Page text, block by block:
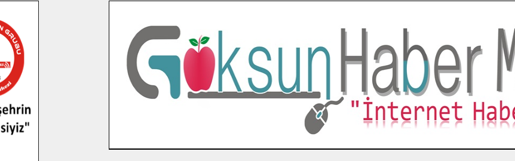
İlçe Jandarma Komutanı Karakaya’dan Başkan Cüce’ye Veda Ziyareti.
Bertiz’in Yeni Köprüsünde Sona Doğru.